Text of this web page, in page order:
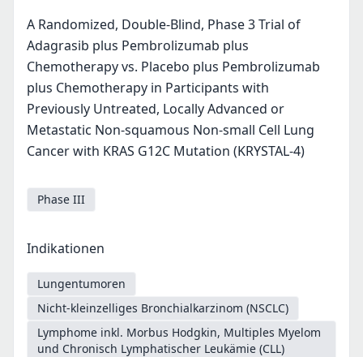
A Randomized, Double-Blind, Phase 3 Trial of
Adagrasib plus Pembrolizumab plus
Chemotherapy vs. Placebo plus Pembrolizumab
plus Chemotherapy in Participants with
Previously Untreated, Locally Advanced or
Metastatic Non-squamous Non-small Cell Lung
Cancer with KRAS G12C Mutation (KRYSTAL-4)
Phase III
Indikationen
Lungentumoren
Nicht-kleinzelliges Bronchialkarzinom (NSCLC)
Lymphome inkl. Morbus Hodgkin, Multiples Myelom
und Chronisch Lymphatischer Leukämie (CLL)